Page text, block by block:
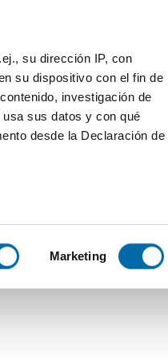
su dirección IP, con
su dispositivo con el fin de
investigación de
sus datos y con qué
desde la Declaración de
específicas (huellas
y establezca sus
Marketing
de filtres - 1